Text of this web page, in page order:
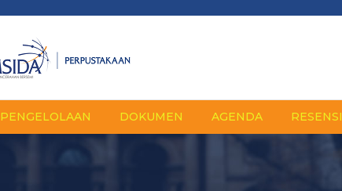
PENGELOLAAN DOKUMEN AGENDA RESENSI